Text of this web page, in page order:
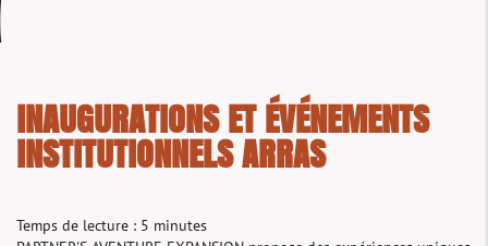
INAUGURATIONS ET ÉVÉNEMENTS
INSTITUTIONNELS ARRAS
Temps de lecture : 5 minutes